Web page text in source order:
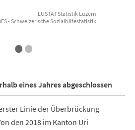
LUSTAT Statistik Luzern
- Schweizerische Sozialhilfestatistik
••
eines Jahres abgeschlossen
Linie der Überbrückung
den 2018 im Kanton Uri